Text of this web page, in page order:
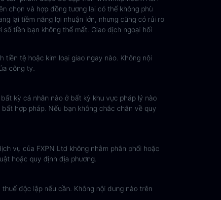
chọn và hợp đồng tương lai có thể không phù
lại tiềm năng lợi nhuận lớn, nhưng cũng có rủi ro
tiền bạn không thể mất. Giao dịch ngoại hối
tệ hoặc kim loại giao ngay nào. Không nội
công ty.
kỳ cá nhân nào ở bất kỳ khu vực pháp lý nào
hợp pháp. Nếu bạn không chắc chắn về quy
vụ của FXPN Ltd không nhằm phân phối hoặc
hoặc quy định địa phương.
độc lập nếu cần. Không nội dung nào trên